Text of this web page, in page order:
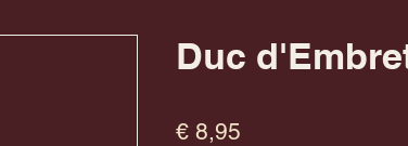
Duc
€ 8,95